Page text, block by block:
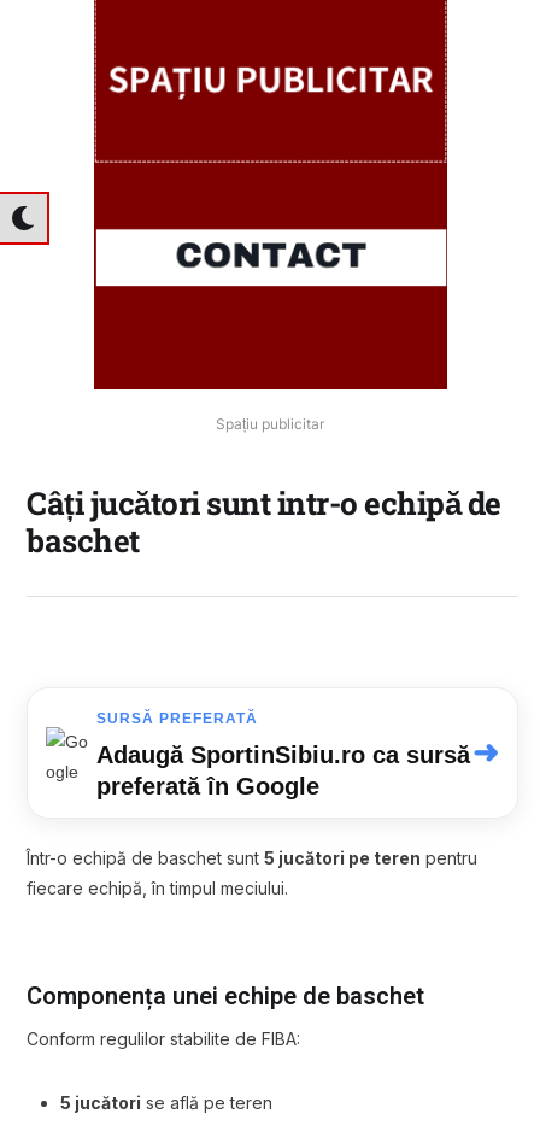
Spațiu publicitar
Câți jucători sunt intr-o echipă de
baschet
SURSĂ PREFERATĂ
Adaugă SportinSibiu.ro ca sursă
preferată în Google
➜
Într-o echipă de baschet sunt 5 jucători pe teren pentru
fiecare echipă, în timpul meciului.
Componența unei echipe de baschet
Conform regulilor stabilite de FIBA:
5 jucători se află pe teren